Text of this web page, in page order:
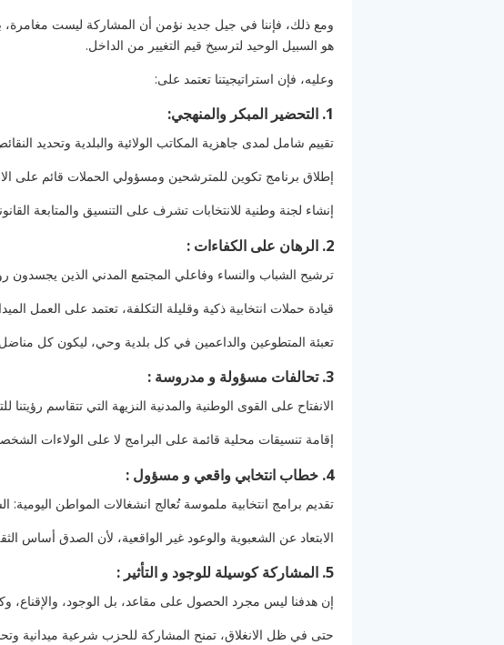
ومع ذلك، فإننا في جيل جديد نؤمن أن المشاركة ليست
هو السبيل الوحيد لترسيخ قيم التغيير من الداخل.
وعليه، فإن استراتيجيتنا تعتمد على:
1. التحضير المبكر والمنهجي:
تقييم شامل لمدى جاهزية المكاتب الولائية والبلدية وتحديد
إطلاق برنامج تكوين للمترشحين ومسؤولي الحملات قائم على
إنشاء لجنة وطنية للانتخابات تشرف على التنسيق والمتابعة
2. الرهان على الكفاءات :
ترشيح الشباب والنساء وفاعلي المجتمع المدني الذين يجسدون
قيادة حملات انتخابية ذكية وقليلة التكلفة، تعتمد على العمل
تعبئة المتطوعين والداعمين في كل بلدية وحي، ليكون كل
3. تحالفات مسؤولة و مدروسة :
الانفتاح على القوى الوطنية والمدنية النزيهة التي تتقاسم رؤيتنا
إقامة تنسيقات محلية قائمة على البرامج لا على الولاءات
4. خطاب انتخابي واقعي و مسؤول :
تقديم برامج انتخابية ملموسة تُعالج انشغالات المواطن اليومية:
الابتعاد عن الشعبوية والوعود غير الواقعية، لأن الصدق أساس
5. المشاركة كوسيلة للوجود و التأثير :
إن هدفنا ليس مجرد الحصول على مقاعد، بل الوجود،
حتى في ظل الانغلاق، تمنح المشاركة للحزب شرعية ميدانية